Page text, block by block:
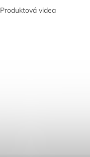
Produktová videa